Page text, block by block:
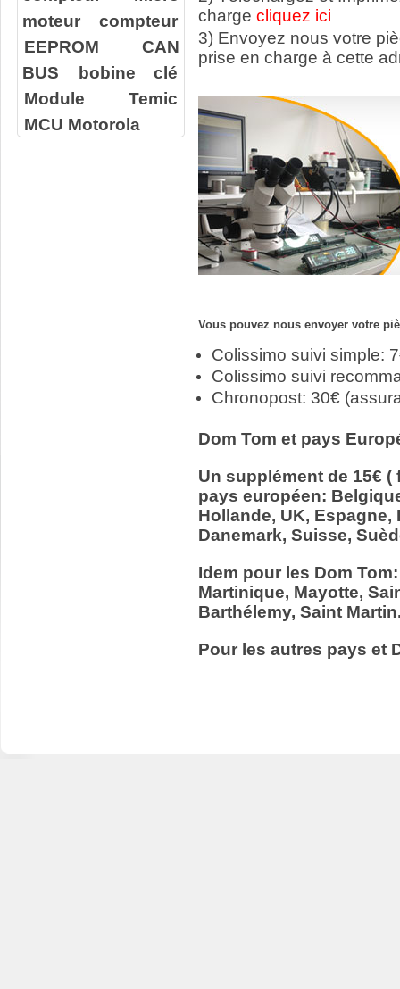
moteur compteur
EEPROM
CAN
BUS
bobine clé
Module Temic
MCU Motorola
charge cliquez ici
3) Envoyez nous votre
prise en charge à cette
Vous pouvez nous envoyer votre
Colissimo suivi simple:
Colissimo suivi
Chronopost: 30€
Dom Tom et pays
Un supplément de 15€
pays européen:
Hollande, UK,
Danemark, Suisse,
Idem pour les Dom
Martinique, Mayotte,
Barthélemy, Saint
Pour les autres pays et